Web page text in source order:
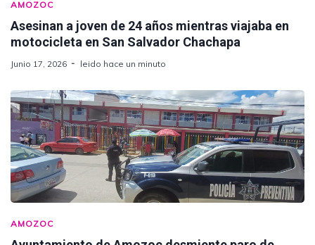
AMOZOC
Asesinan a joven de 24 años mientras viajaba en
motocicleta en San Salvador Chachapa
Junio 17, 2026 leido hace un minuto
AMOZOC